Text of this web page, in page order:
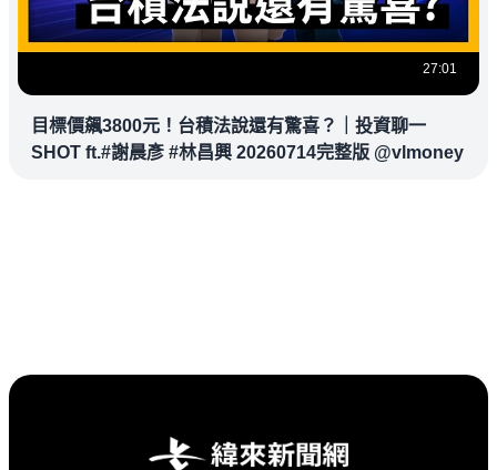
27:01
目標價飆3800元！台積法說還有驚喜？｜投資聊一
SHOT ft.#謝晨彥 #林昌興 20260714完整版 @vlmoney